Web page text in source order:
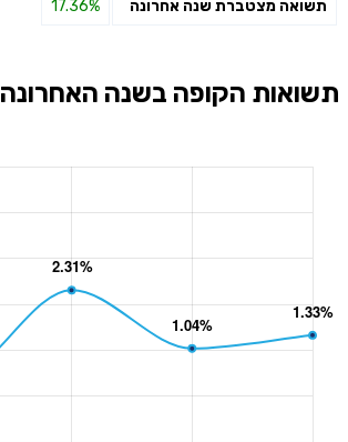
תשואה מצטברת שנה אחרונה 17.36%
תשואות הקופה בשנה האחרונה